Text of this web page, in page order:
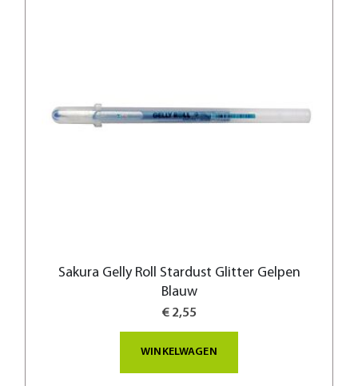
Sakura Gelly Roll Stardust Glitter Gelpen
Blauw
€ 2,55
WINKELWAGEN